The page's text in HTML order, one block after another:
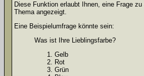
Diese Funktion erlaubt Ihnen, eine Frage
Thema angezeigt.
Eine Beispielumfrage könnte sein:
Was ist Ihre Lieblingsfarbe?
Gelb
Rot
Grün